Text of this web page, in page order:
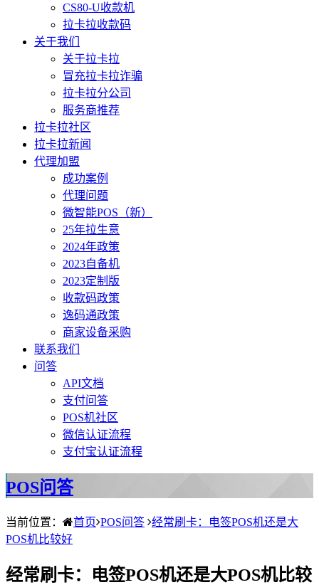
CS80-U收款机
拉卡拉收款码
关于我们
关于拉卡拉
冒充拉卡拉诈骗
拉卡拉分公司
服务商推荐
拉卡拉社区
拉卡拉新闻
代理加盟
成功案例
代理问题
微智能POS（新）
25年拉生意
2024年政策
2023自备机
2023定制版
收款码政策
逸码通政策
商家设备采购
联系我们
问答
API文档
支付问答
POS机社区
微信认证流程
支付宝认证流程
POS问答
当前位置： 首页 POS问答 经常刷卡：电签POS机还是大
POS机比较好
经常刷卡：电签POS机还是大POS机比较